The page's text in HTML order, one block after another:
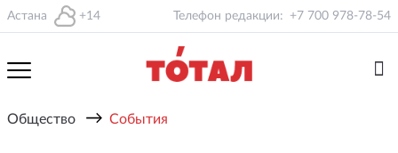
Астана +14 Телефон редакции: +7 700 978-78-54
Общество → События